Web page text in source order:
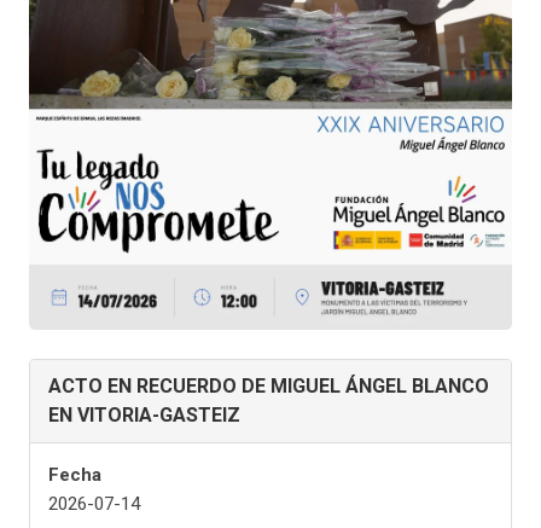
ACTO EN RECUERDO DE MIGUEL ÁNGEL BLANCO
EN VITORIA-GASTEIZ
Fecha
2026-07-14